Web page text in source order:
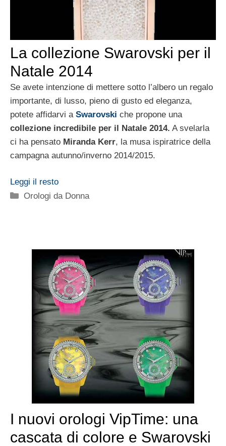
La collezione Swarovski per il
Natale 2014
Se avete intenzione di mettere sotto l’albero un regalo
importante, di lusso, pieno di gusto ed eleganza,
potete affidarvi a Swarovski che propone una
collezione incredibile per il Natale 2014. A svelarla
ci ha pensato Miranda Kerr, la musa ispiratrice della
campagna autunno/inverno 2014/2015.
Leggi il resto
Categorie
Orologi da Donna
I nuovi orologi VipTime: una
cascata di colore e Swarovski